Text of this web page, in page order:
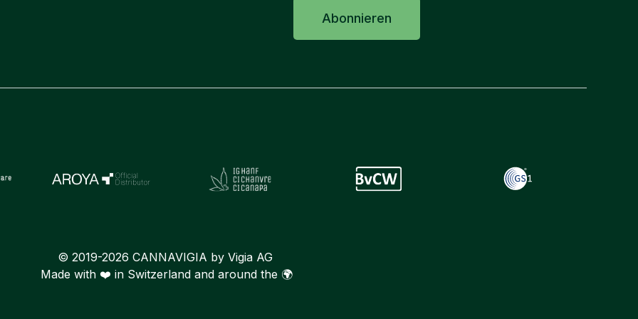
© 2019-2026 CANNAVIGIA by Vigia AG
Made with ❤️ in Switzerland and around the 🌍